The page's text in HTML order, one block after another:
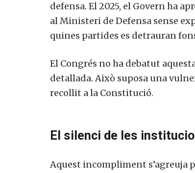
defensa. El 2025, el Govern ha
al Ministeri de Defensa sense
quines partides es detrauran
El Congrés no ha debatut
detallada. Això suposa una
recollit a la Constitució.
El silenci de les
Aquest incompliment